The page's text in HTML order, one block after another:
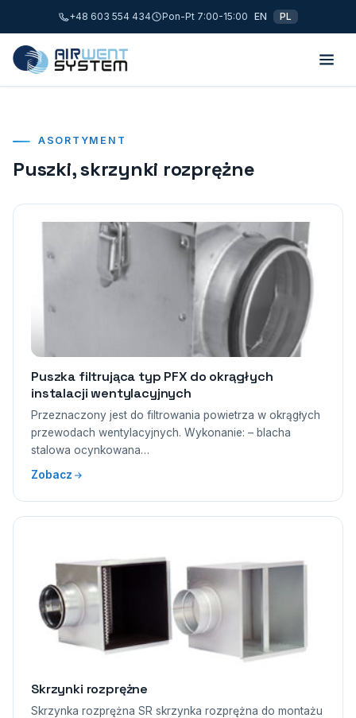
+48 603 554 434 Pon-Pt 7:00-15:00 EN PL
ASORTYMENT
Puszki, skrzynki rozprężne
Puszka filtrująca typ PFX do okrągłych
instalacji wentylacyjnych
Przeznaczony jest do filtrowania powietrza w okrągłych
przewodach wentylacyjnych. Wykonanie: – blacha
stalowa ocynkowana…
Zobacz
Skrzynki rozprężne
Skrzynka rozprężna SR skrzynka rozprężna do montażu